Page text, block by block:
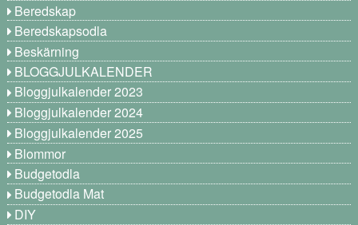
Beredskap
Beredskapsodla
Beskärning
BLOGGJULKALENDER
Bloggjulkalender 2023
Bloggjulkalender 2024
Bloggjulkalender 2025
Blommor
Budgetodla
Budgetodla Mat
DIY